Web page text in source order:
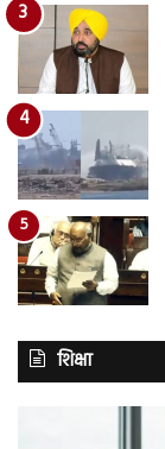
शिक्षा